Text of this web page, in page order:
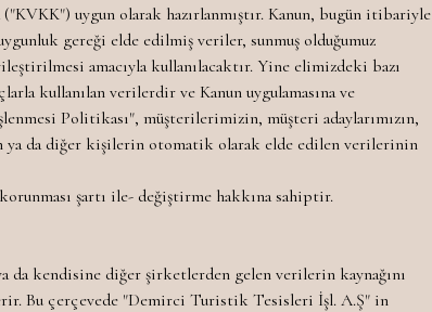
uygun olarak hazırlanmıştır. Kanun, bugün itibariyle
gereği elde edilmiş veriler, sunmuş olduğumuz
amacıyla kullanılacaktır. Yine elimizdeki bazı
kullanılan verilerdir ve Kanun uygulamasına ve
Politikası", müşterilerimizin, müşteri adaylarımızın,
ya da diğer kişilerin otomatik olarak elde edilen verilerinin
şartı ile- değiştirme hakkına sahiptir.
da kendisine diğer şirketlerden gelen verilerin kaynağını
Bu çerçevede "Demirci Turistik Tesisleri İşl. A.Ş" in